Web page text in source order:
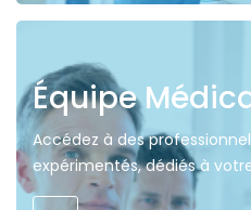
Équipe
Accédez à des
expérimentés, dédiés à